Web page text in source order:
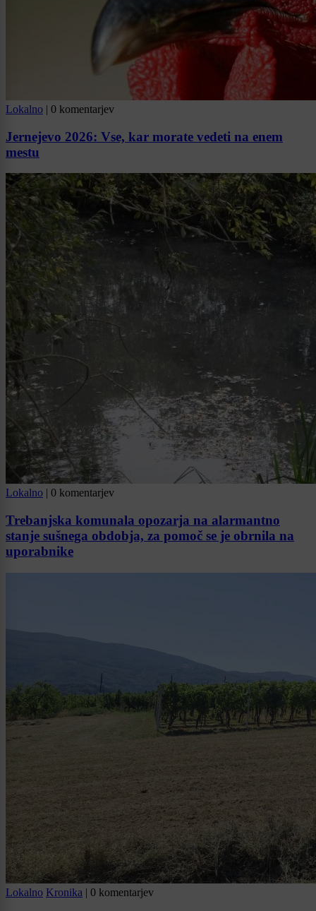
Lokalno | 0 komentarjev
Jernejevo 2026: Vse, kar morate vedeti na enem
mestu
Lokalno | 0 komentarjev
Trebanjska komunala opozarja na alarmantno
stanje sušnega obdobja, za pomoč se je obrnila na
uporabnike
Lokalno Kronika | 0 komentarjev